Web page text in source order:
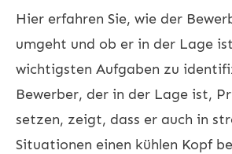
Hier erfahren Sie, wie der
umgeht und ob er in der Lage
wichtigsten Aufgaben zu
Bewerber, der in der Lage ist,
setzen, zeigt, dass er auch in
Situationen einen kühlen Kopf